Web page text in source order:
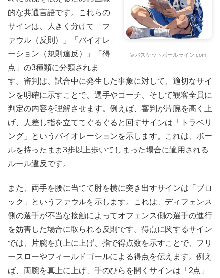
© バスケットボールライン.com
的な共通言語です。これらの
サインは、大きく分けて「フ
ァウル（反則）」「バイオレ
ーション（規則違反）」「得
点」の3種類に分類されま
す。審判は、試合中に発生した事象に対して、適切なサイ
ンを明確に示すことで、選手やコーチ、そして観客全員に
判定の内容を理解させます。例えば、審判が片腕を高く上
げ、人差し指を立ててぐるぐると回すサインは「トラベリ
ング」というバイオレーションを示します。これは、ボー
ルを持ったまま3歩以上歩いてしまった場合に適用される
ルール違反です。
また、両手を腰に当てて肘を横に突き出すサインは「ブロ
ック」というファウルを示します。これは、ディフェンス
側の選手が不当な接触によってオフェンス側の選手の進行
を妨害した場合に取られる反則です。得点に関するサイン
では、片腕を真上に上げ、指で得点数を示すことで、フリ
ースローやフィールドゴールによる得点を伝えます。例え
ば、両腕を真上に上げ、手のひらを開くサインは「2点」